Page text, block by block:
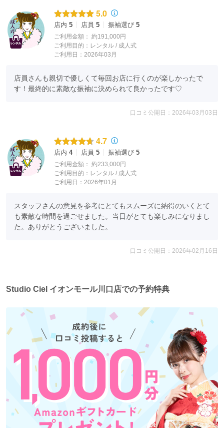
★成人式当日お支度無料！
※14万円以上ご成約での特典です
★前撮り支度付き！
※撮影料＋ヘアメイク＋着付け(通常税別9,800円)が無
★お着替え2着＋ヘアチェンジ無料！
ドレス写真は、キャビネサイズの写真1枚(フレーム付き)プ
おしゃれな小物がすべて揃う安心レンタル♪
②着付けに必要な着付けセット13点も無料！
③スタジオにての前撮り撮影料＋着付け＋ヘアメイク(通常
価格9,800円)が無料！
で来店OK！
もちろんお持ち込みの髪飾りでも対応させていただきま
す。
⑥振袖撮影＋ドレス撮影/お着替え2着＋ヘアチェンジ無
ら最大3枚まで
⑨袴レンタルパック1万円引き！
⑩クリーニング不要。そのまま返却OK！
⑪撮影時スタジオ内、静止画動画撮影OK！
⑫お友達・後輩紹介割引特典あり！
⑬お友達と一緒に撮影・ご予約もOK！
※くわしくは店舗スタッフまでお気軽にお問い合わせくだ
5.0
店内 5 店員 5 振袖選び 5
ご利用金額： 約191,000円
ご利用目的： レンタル / 成人式
ご利用日：2026年03月
店員さんも親切で優しくて毎回お店に行くのが楽しかったで
す！最終的に素敵な振袖に決められて良かったです♡
口コミ公開日：2026年03月03日
4.7
店内 4 店員 5 振袖選び 5
ご利用金額： 約233,000円
ご利用目的： レンタル / 成人式
ご利用日：2026年01月
スタッフさんの意見を参考にとてもスムーズに納得のいくとて
も素敵な時間を過ごせました。当日がとても楽しみになりまし
た。ありがとうございました。
口コミ公開日：2026年02月16日
Studio Ciel イオンモール川口店での予約特典